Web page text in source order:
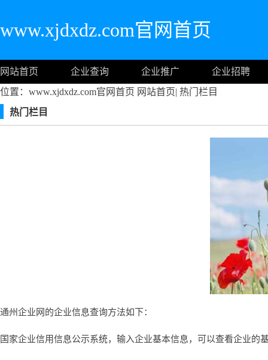
www.xjdxdz.com官网首页
网站首页 企业查询 企业推广
企业招聘
位置：www.xjdxdz.com官网首页 网站首页| 热门栏目
热门栏目
通州企业网的企业信息查询方法如下：
国家企业信用信息公示系统，输入企业基本信息，可以查看企业的